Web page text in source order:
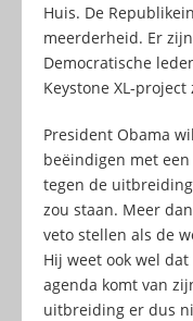
Huis. De
meerderheid. Er
Democratische
Keystone XL-project
President Obama
beëindigen met
tegen de
zou staan. Meer
veto stellen als de
Hij weet ook wel
agenda komt van
uitbreiding er dus